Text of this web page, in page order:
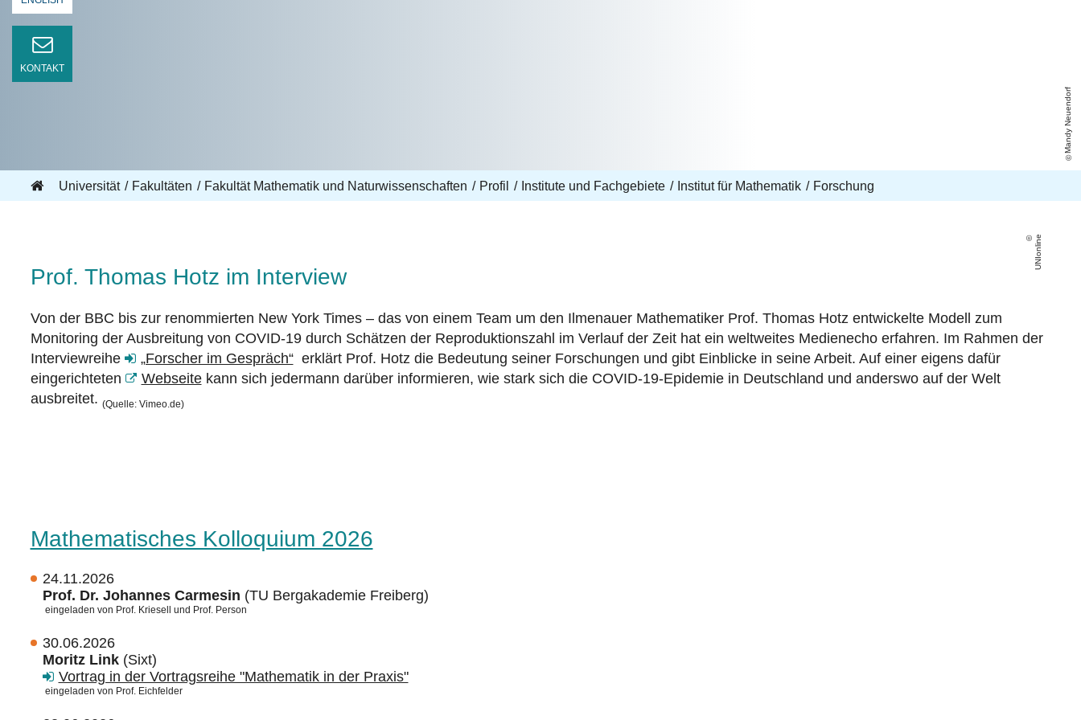
Mandy Neuendorf
KONTAKT
Universität Fakultäten Fakultät Mathematik und Naturwissenschaften Profil Institute und Fachgebiete Institut für Mathematik Forschung
UNIonline
Prof. Thomas Hotz im Interview
Von der BBC bis zur renommierten New York Times – das von einem Team um den Ilmenauer Mathematiker Prof. Thomas Hotz entwickelte Modell zum
Monitoring der Ausbreitung von COVID-19 durch Schätzen der Reproduktionszahl im Verlauf der Zeit hat ein weltweites Medienecho erfahren. Im Rahmen der
Interviewreihe
„Forscher im Gespräch“erklärt Prof. Hotz die Bedeutung seiner Forschungen und gibt Einblicke in seine Arbeit. Auf einer eigens dafür
eingerichteten
Webseitekann sich jedermann darüber informieren, wie stark sich die COVID-19-Epidemie in Deutschland und anderswo auf der Welt
ausbreitet. (Quelle: Vimeo.de)
Mathematisches Kolloquium 2026
24.11.2026
Prof. Dr. Johannes Carmesin (TU Bergakademie Freiberg)
eingeladen von Prof. Kriesell und Prof. Person
30.06.2026
Moritz Link (Sixt)
Vortrag in der Vortragsreihe "Mathematik in der Praxis"
eingeladen von Prof. Eichfelder